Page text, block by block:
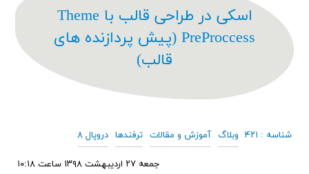
اسکی در طراحی قالب با Theme
PreProccess (پیش پردازنده های
قالب)
شناسه : ۴۲۱ وبلاگ آموزش و مقالات ترفندها دروپال ۸
جمعه ۲۷ ارديبهشت ۱۳۹۸ ساعت ۱۰:۱۸